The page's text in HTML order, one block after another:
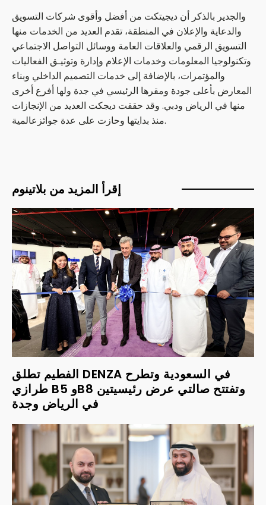
والجدير بالذكر أن ديجيتكت من أفضل وأقوى شركات التسويق
والدعاية والإعلان في المنطقة، تقدم العديد من الخدمات منها
التسويق الرقمي والعلاقات العامة ووسائل التواصل الاجتماعي
وتكنولوجيا المعلومات وخدمات الإعلام وإدارة وتوثيـق الفعاليات
والمؤتمرات، بالإضافة إلى خدمات التصميم الداخلي وبناء
المعارض بأعلى جودة ومقرها الرئيسي في جدة ولها أفرع أخرى
منها في الرياض ودبي. وقد حققت ديجكت العديد من الإنجازات
منذ بدايتها وحازت على عدة جوائزعالمية.
إقرأ المزيد من بلاتينوم
الفطيم تطلق DENZA في السعودية وتطرح
طرازي B5 وB8 وتفتتح صالتي عرض رئيسيتين
في الرياض وجدة